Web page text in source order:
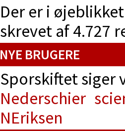
Der er i
skrevet af 4.727
NYE BRUGERE
Sporskiftet
Nederschier
NEriksen